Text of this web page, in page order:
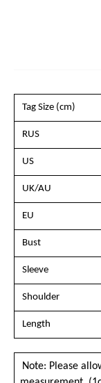
Tag Size (cm)
RUS
US
UK/AU
EU
Bust
Sleeve
Shoulder
Length
Note: Please